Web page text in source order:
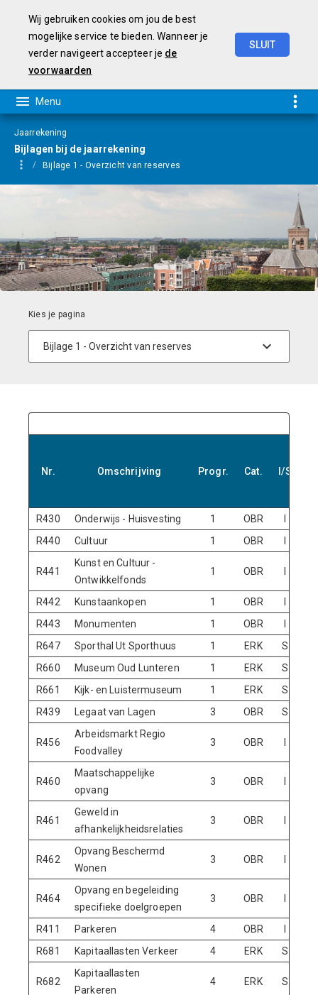
Wij gebruiken cookies om jou de best
mogelijke service te bieden. Wanneer je
verder navigeert accepteer je de
voorwaarden
SLUIT
Jaarrekening
Bijlagen bij de jaarrekening
Bijlage 1 - Overzicht van reserves
Nr. Omschrijving Progr. Cat. I/S
R430 Onderwijs - Huisvesting 1 OBR
R440
Cultuur 1 OBR
R441
Kunst en Cultuur -
Ontwikkelfonds
1 OBR
R442 Kunstaankopen 1 OBR
R443
Monumenten 1 OBR
R647
Sporthal Ut Sporthuus 1 ERK S
R660
Museum Oud Lunteren 1 ERK S
R661
Kijk- en Luistermuseum 1 ERK S
R439
Legaat van Lagen 3 OBR S
R456
Arbeidsmarkt Regio
Foodvalley
3 OBR
R460
Maatschappelijke
opvang
3 OBR
R461
Geweld in
afhankelijkheidsrelaties
3 OBR
R462
Opvang Beschermd
Wonen
3 OBR
R464
Opvang en begeleiding
specifieke doelgroepen
3 OBR
R411 Parkeren 4 OBR
R681
Kapitaallasten Verkeer 4 ERK S
R682
Kapitaallasten
Parkeren
4 ERK S